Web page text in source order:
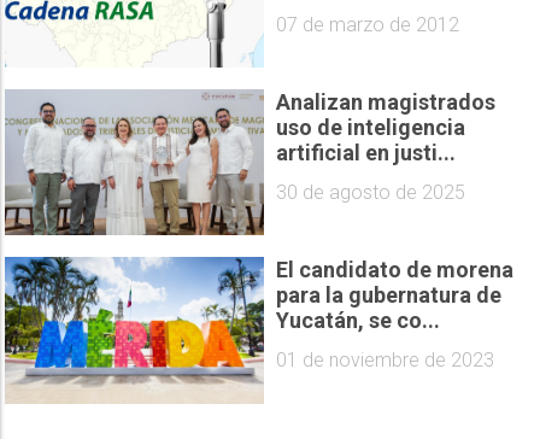
07 de marzo de 2012
Analizan magistrados
uso de inteligencia
artificial en justi...
30 de agosto de 2025
El candidato de morena
para la gubernatura de
Yucatán, se co...
01 de noviembre de 2023